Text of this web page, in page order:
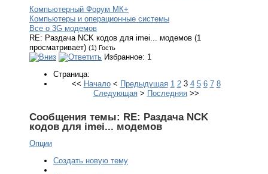
Компьютерный Форум МК+
Компьютеры и операционные системы
Все о 3G модемов
RE: Раздача NCK кодов для imei... модемов (1
просматривает) (1) Гость
Избранное: 1
Страница:
<< Начало< Предыдущая 1 2 3 4 5 6 7 8
Следующая> Последняя>>
Сообщения темы: RE: Раздача NCK
кодов для imei... модемов
Опции
Создать новую тему